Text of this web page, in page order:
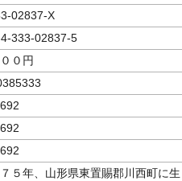
02837-X
333-02837-5
０円
５年、山形県東置賜郡川西町に